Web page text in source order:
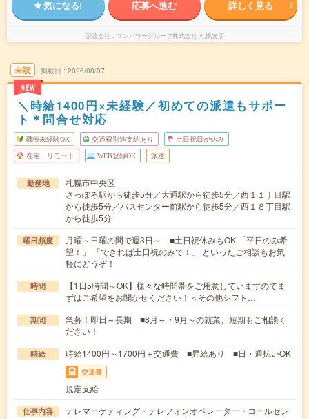
気になる! 応募へ進む 詳しく見る
派遣会社 マンパワーグループ株式会社 札幌支店
未読
NEW
掲載日 2026/08/07
＼時給1400円×未経験／初めての派遣もサポー
ト＊問合せ対応
職種未経験OK 交通費別途支給あり 土日祝日が休み
在宅・リモート WEB登録OK 派遣
勤務地
札幌市中央区
さっぽろ駅から徒歩5分／大通駅から徒歩5分／西１１丁目駅
から徒歩5分／バスセンター前駅から徒歩5分／西１８丁目駅
から徒歩5分
曜日頻度
月曜～日曜の間で週3日～ ■土日祝休みもOK 「平日のみ希
望！」 「できれば土日祝のみで！」 といったご相談もお気
軽にどうぞ！
時間
【1日5時間～OK】様々な時間帯をご用意していますのでま
ずはご希望をお聞かせください！＜その他シフト…
期間
急募！即日～長期 ■8月～・9月～の就業、短期もご相談く
ださい！
時給 時給1400円～1700円＋交通費 ■昇給あり ■日・週払いOK
交通費
規定支給
仕事内容
テレマーケティング・テレフォンオペレーター・コールセン